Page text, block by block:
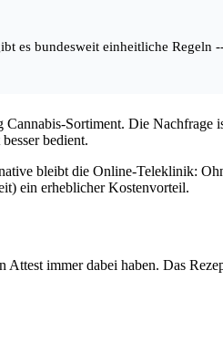
es bundesweit einheitliche Regeln
Sortiment. Die Nachfrage
bedient.
bleibt die Online-Teleklinik:
ein erheblicher Kostenvorteil.
immer dabei haben. Das